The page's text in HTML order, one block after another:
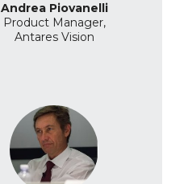
Andrea Piovanelli
Product Manager,
Antares Vision